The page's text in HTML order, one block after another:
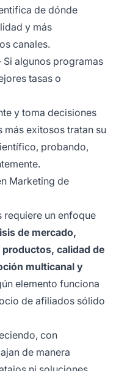
de dónde
y más
canales.
Si algunos programas
tasas o
y toma decisiones
más exitosos tratan su
probando,
Marketing de
requiere un enfoque
de mercado,
calidad de
multicanal y
elemento funciona
de afiliados sólido
con
de manera